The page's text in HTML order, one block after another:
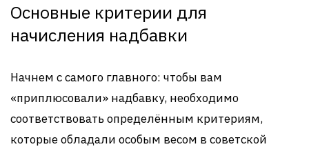
Основные критерии для
начисления надбавки
Начнем с самого главного: чтобы вам
«приплюсовали» надбавку, необходимо
соответствовать определённым критериям,
которые обладали особым весом в советской